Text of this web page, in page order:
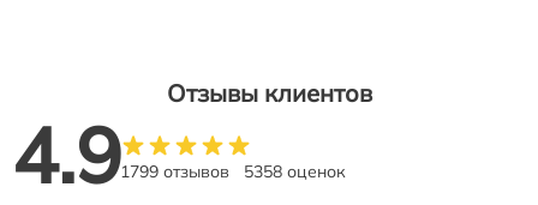
Отзывы клиентов
4.91799 отзывов 5358 оценок